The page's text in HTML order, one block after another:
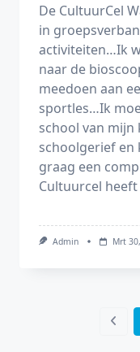
De CultuurCel
in
activiteiten…Ik
naar de
meedoen aan
sportles…Ik
school van
schoolgerief
graag een
Cultuurcel
Admin Mrt